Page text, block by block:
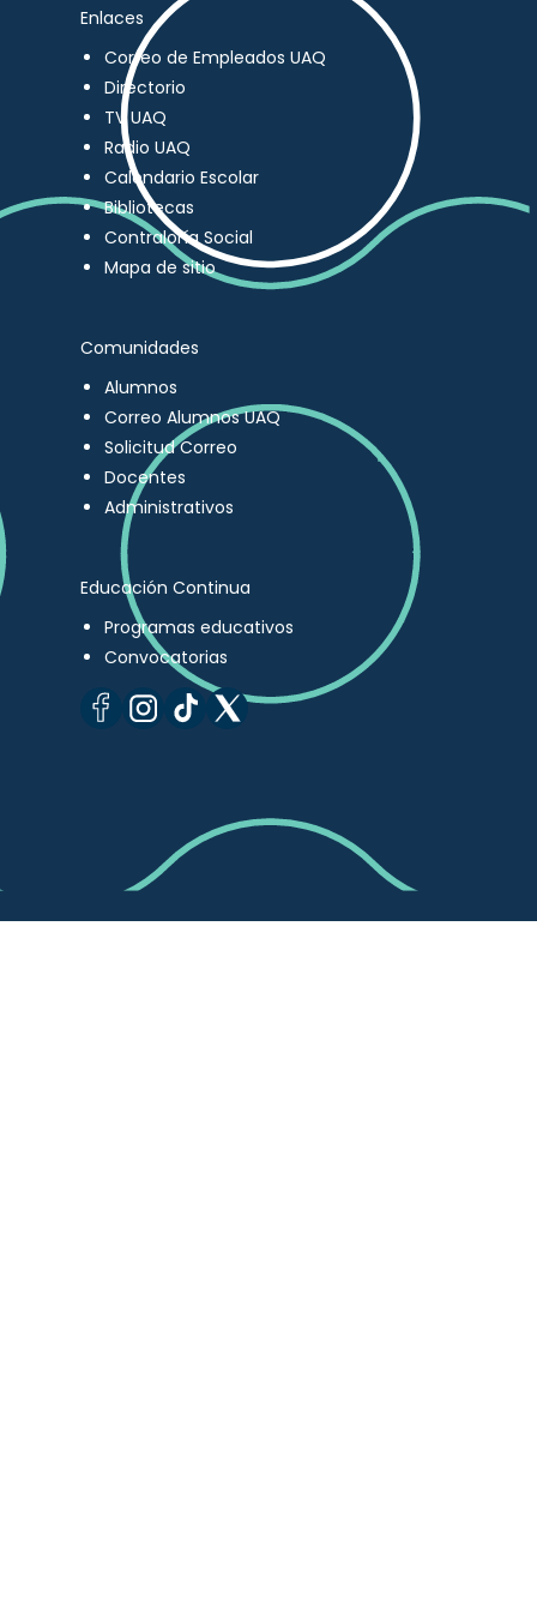
Enlaces
Correo de Empleados UAQ
Directorio
TV UAQ
Radio UAQ
Calendario Escolar
Bibliotecas
Contraloría Social
Mapa de sitio
Comunidades
Alumnos
Correo Alumnos UAQ
Solicitud Correo
Docentes
Administrativos
Educación Continua
Programas educativos
Convocatorias